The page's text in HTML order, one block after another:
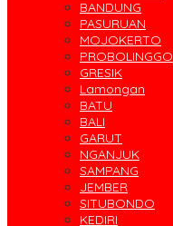
BANDUNG
PASURUAN
MOJOKERTO
PROBOLINGGO
GRESIK
Lamongan
BATU
BALI
GARUT
NGANJUK
SAMPANG
JEMBER
SITUBONDO
KEDIRI